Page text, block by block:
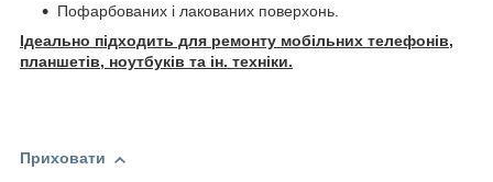
Пофарбованих і лакованих поверхонь.
Ідеально підходить для ремонту мобільних телефонів,
планшетів, ноутбуків та ін. техніки.
Приховати